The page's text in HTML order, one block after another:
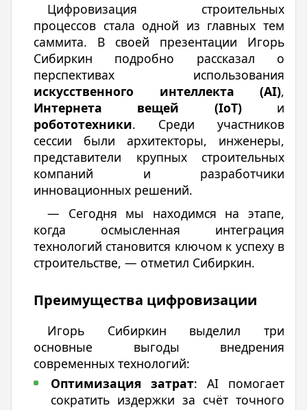
Цифровизация строительных
процессов стала одной из главных тем
саммита. В своей презентации Игорь
Сибиркин подробно рассказал о
перспективах использования
искусственного интеллекта (AI),
Интернета вещей (IoT)и
робототехники. Среди участников
сессии были архитекторы, инженеры,
представители крупных строительных
компаний и разработчики
инновационных решений.
— Сегодня мы находимся на этапе,
когда осмысленная интеграция
технологий становится ключом к успеху в
строительстве, — отметил Сибиркин.
Преимущества цифровизации
Игорь Сибиркин выделил три
основные выгоды внедрения
современных технологий:
Оптимизация затрат: AI помогает
сократить издержки за счёт точного